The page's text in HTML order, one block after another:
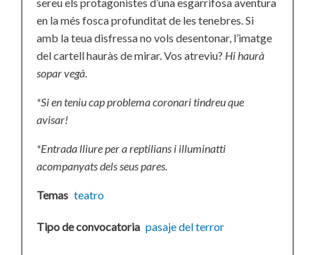
sereu els protagonistes d’una esgarrifosa aventura
en la més fosca profunditat de les tenebres. Si
amb la teua disfressa no vols desentonar, l’imatge
del cartell hauràs de mirar. Vos atreviu? Hi haurà
sopar vegà.
*Si en teniu cap problema coronari tindreu que
avisar!
*Entrada lliure per a reptilians i illuminatti
acompanyats dels seus pares.
Temas teatro
Tipo de convocatoria pasaje del terror